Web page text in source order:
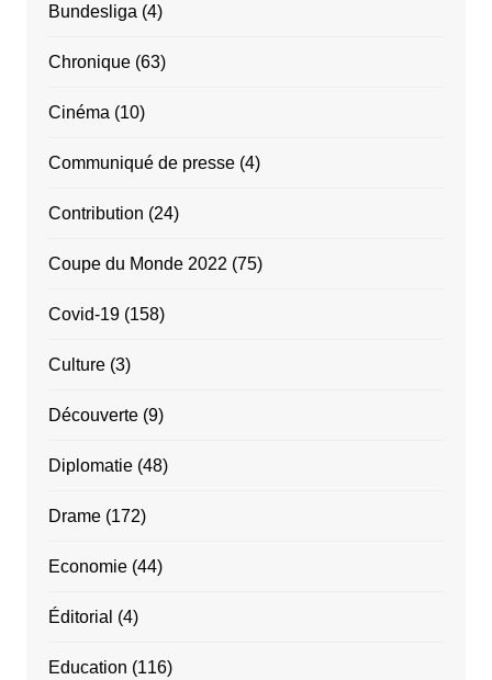
Bundesliga (4)
Chronique(63)
Cinéma (10)
Communiqué de presse(4)
Contribution (24)
Coupe du Monde 2022 (75)
Covid-19(158)
Culture(3)
Découverte(9)
Diplomatie(48)
Drame(172)
Economie(44)
Éditorial (4)
Education (116)